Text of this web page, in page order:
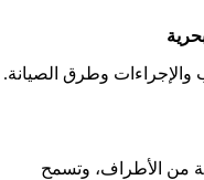
والإجراءات وطرق الصيانة.
من الأطراف، وتسمح